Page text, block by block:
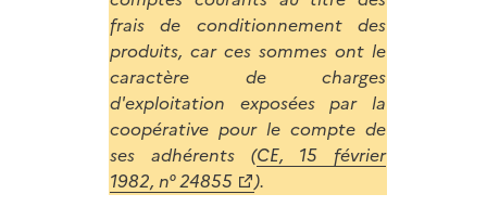
frais de conditionnement des
produits, car ces sommes ont le
caractère de charges
d'exploitation exposées par la
coopérative pour le compte de
ses adhérents (CE, 15 février
1982, n° 24855
).